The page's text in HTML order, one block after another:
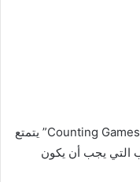
على الرغم من أن تطبيق “123 Counting Games For Kids” يتمتع
التي يجب أن يكون